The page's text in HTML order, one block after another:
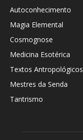
Autoconhecimento
Magia Elemental
Cosmognose
Medicina Esotérica
Textos Antropológicos
Mestres da Senda
Tantrismo